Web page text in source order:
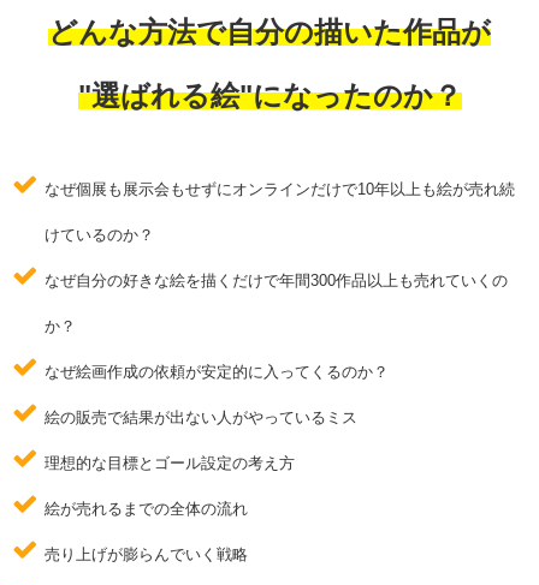
どんな方法で自分の描いた作品が
"選ばれる絵"になったのか？
なぜ個展も展示会もせずにオンラインだけで10年以上も絵が売れ続
けているのか？
なぜ自分の好きな絵を描くだけで年間300作品以上も売れていくの
か？
なぜ絵画作成の依頼が安定的に入ってくるのか？
絵の販売で結果が出ない人がやっているミス
理想的な目標とゴール設定の考え方
絵が売れるまでの全体の流れ
売り上げが膨らんでいく戦略